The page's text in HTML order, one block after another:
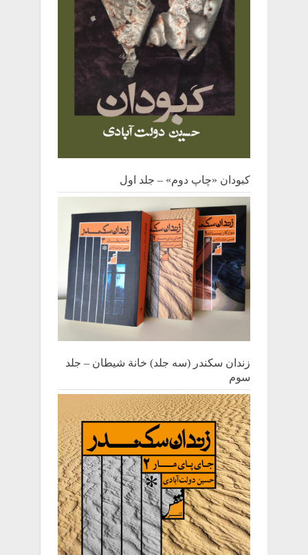
کبودان «چاپ دوم» – جلد اول
زندان سکندر (سه جلد) خانة شیطان – جلد
سوم